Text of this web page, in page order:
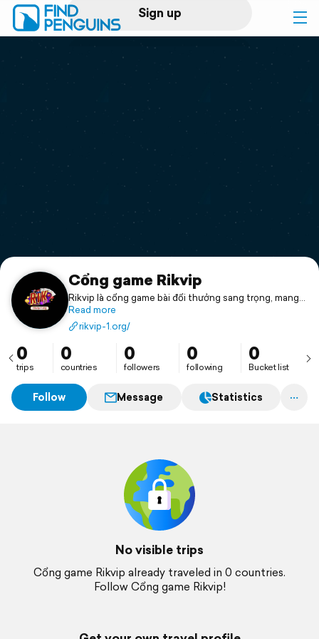
Sign up
Log in
Print a book
Flyover video
Support
Cổng game Rikvip
Rikvip là cổng game bài đổi thưởng sang trọng, mang
đến trải nghiệm xa hoa, công bằng và tỷ lệ thắng cao.
Hệ thống nạp rút nhanh, bảo mật tuyệt đối, nhiều sự
kiện hấp dẫn và phần thưởng giá trị mỗi ngày.
Website : https://rikvip-1.org/
Read more
rikvip-1.org/
0
trips
0
countries
0
followers
0
following
0
Bucket list
Follow Message Statistics
No visible trips
Cổng game Rikvip already traveled in 0 countries.
Follow Cổng game Rikvip!